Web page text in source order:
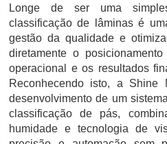
Longe de ser uma
classificação de lâminas é
gestão da qualidade e
diretamente o
operacional e os resultados
Reconhecendo isto, a Shine
desenvolvimento de um
classificação de pás,
humidade e tecnologia de